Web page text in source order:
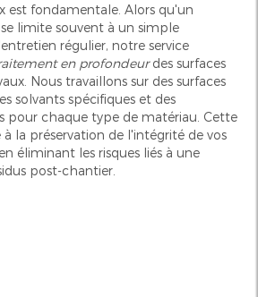
est fondamentale. Alors qu'un
limite souvent à un simple
régulier, notre service
en profondeurdes surfaces
Nous travaillons sur des surfaces
solvants spécifiques et des
pour chaque type de matériau. Cette
la préservation de l'intégrité de vos
éliminant les risques liés à une
post-chantier.